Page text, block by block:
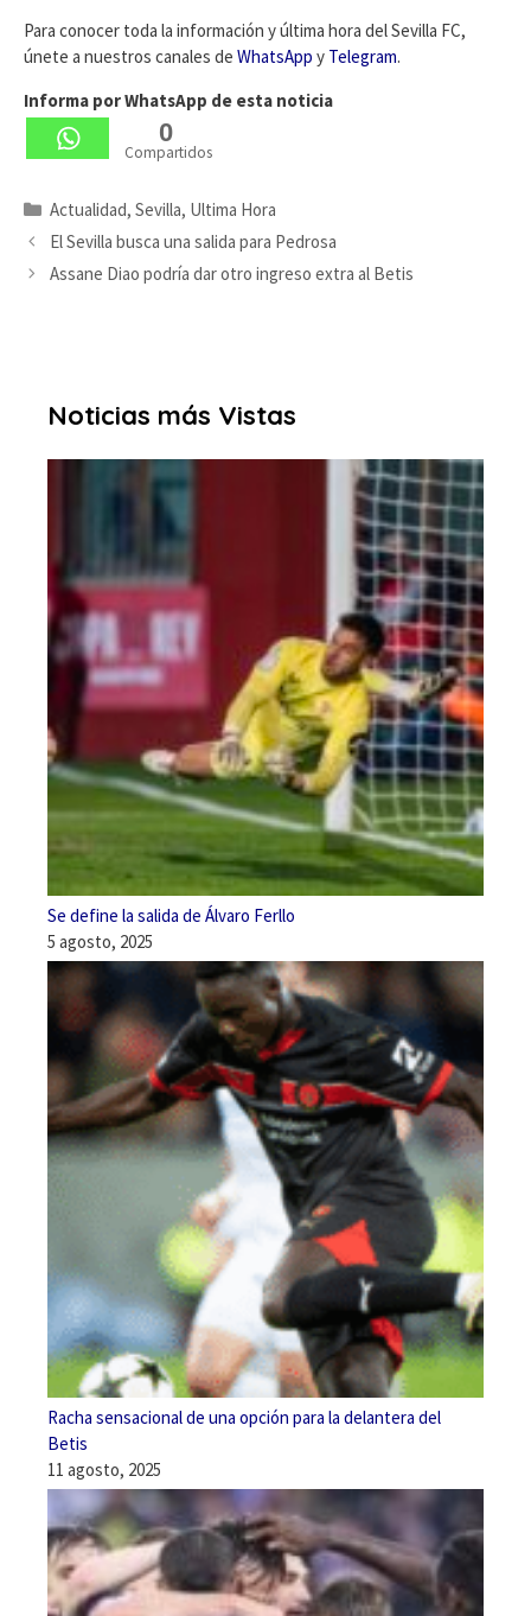
Para conocer toda la información y última hora del Sevilla FC,
únete a nuestros canales de WhatsApp y Telegram.
Informa por WhatsApp de esta noticia
0
Compartidos
Categorías
Actualidad, Sevilla, Ultima Hora
El Sevilla busca una salida para Pedrosa
Assane Diao podría dar otro ingreso extra al Betis
Noticias más Vistas
Se define la salida de Álvaro Ferllo
5 agosto, 2025
Racha sensacional de una opción para la delantera del
Betis
11 agosto, 2025